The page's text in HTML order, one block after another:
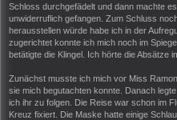
Schloss durchgefädelt und dann machte
unwiderruflich gefangen. Zum Schluss
herausstellen würde habe ich in der
zugerichtet konnte ich mich noch im
betätigte die Klingel. Ich hörte die Absätze
Zunächst musste ich mich vor Miss
sie mich begutachten konnte. Danach
ich ihr zu folgen. Die Reise war schon im
Kreuz fixiert. Die Maske hatte einige